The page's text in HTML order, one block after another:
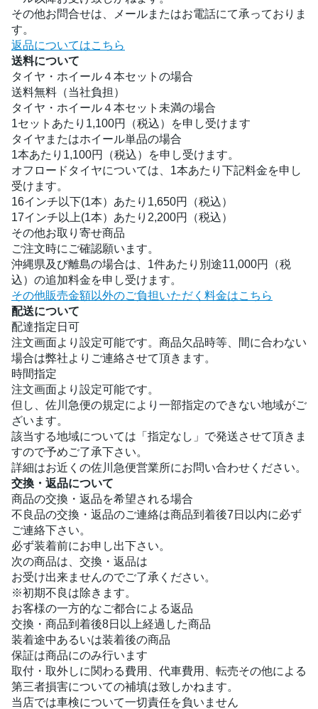
その他お問合せは、メールまたはお電話にて承っておりま
す。
返品についてはこちら
送料について
タイヤ・ホイール４本セットの場合
送料無料（当社負担）
タイヤ・ホイール４本セット未満の場合
1セットあたり1,100円（税込）を申し受けます
タイヤまたはホイール単品の場合
1本あたり1,100円（税込）を申し受けます。
オフロードタイヤについては、1本あたり下記料金を申し
受けます。
16インチ以下(1本）あたり1,650円（税込）
17インチ以上(1本）あたり2,200円（税込）
その他お取り寄せ商品
ご注文時にご確認願います。
沖縄県及び離島の場合は、1件あたり別途11,000円（税
込）の追加料金を申し受けます。
その他販売金額以外のご負担いただく料金はこちら
配送について
配達指定日可
注文画面より設定可能です。商品欠品時等、間に合わない
場合は弊社よりご連絡させて頂きます。
時間指定
注文画面より設定可能です。
但し、佐川急便の規定により一部指定のできない地域がご
ざいます。
該当する地域については「指定なし」で発送させて頂きま
すので予めご了承下さい。
詳細はお近くの佐川急便営業所にお問い合わせください。
交換・返品について
商品の交換・返品を希望される場合
不良品の交換・返品のご連絡は商品到着後7日以内に必ず
ご連絡下さい。
必ず装着前にお申し出下さい。
次の商品は、交換・返品は
お受け出来ませんのでご了承ください。
※初期不良は除きます。
お客様の一方的なご都合による返品
交換・商品到着後8日以上経過した商品
装着途中あるいは装着後の商品
保証は商品にのみ行います
取付・取外しに関わる費用、代車費用、転売その他による
第三者損害についての補填は致しかねます。
当店では車検について一切責任を負いません